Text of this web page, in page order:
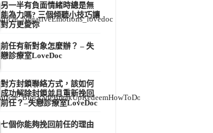
另一半有負面情緒時總是無
能為力嗎? 三個傾聽小技巧讓
對方更愛你
前任有新對象怎麼辦？ – 失
戀診療室LoveDoc
對方封鎖聯絡方式，該如何
成功解除封鎖並且重新挽回
前任？–失戀診療室LoveDoc
七個你能夠挽回前任的理由